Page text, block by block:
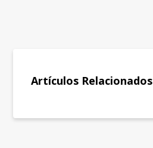
Artículos Relacionados